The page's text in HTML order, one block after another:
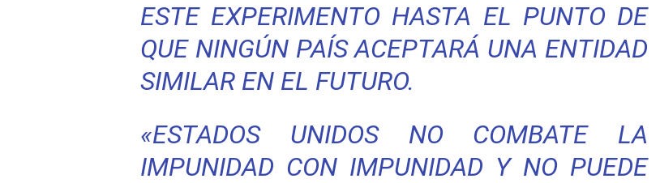
ESTE EXPERIMENTO HASTA EL PUNTO DE
QUE NINGÚN PAÍS ACEPTARÁ UNA ENTIDAD
SIMILAR EN EL FUTURO.
«ESTADOS UNIDOS NO COMBATE LA
IMPUNIDAD CON IMPUNIDAD Y NO PUEDE